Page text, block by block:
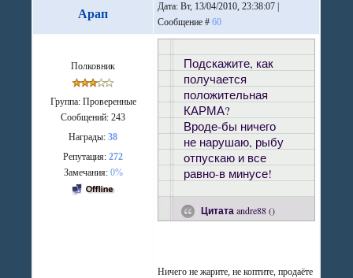
Арап
Дата: Вт, 13/04/2010, 23:38:07 |
Сообщение #60
Полковник
Группа: Проверенные
Сообщений:243
Награды:38
Репутация:272
Замечания: 0%
Цитата andre88()
Подскажите, как
получается
положительная
КАРМА?
Вроде-бы ничего
не нарушаю, рыбу
отпускаю и все
равно-в минусе!
Ничего не жарите, не коптите, продаёте